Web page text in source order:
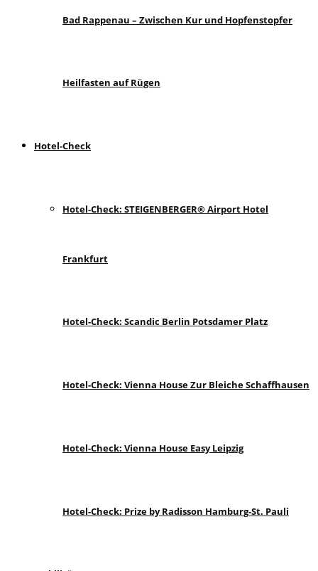
Bad Rappenau – Zwischen Kur und Hopfenstopfer
Heilfasten auf Rügen
Hotel-Check
Hotel-Check: STEIGENBERGER® Airport Hotel
Frankfurt
Hotel-Check: Scandic Berlin Potsdamer Platz
Hotel-Check: Vienna House Zur Bleiche Schaffhausen
Hotel-Check: Vienna House Easy Leipzig
Hotel-Check: Prize by Radisson Hamburg-St. Pauli